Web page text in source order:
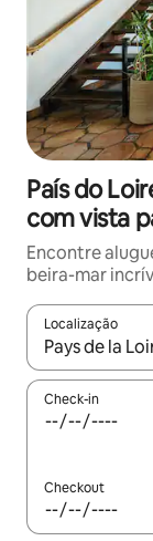
País do
com vista
Encontre
beira-mar
Localização
Quando os
Check-in
Checkout